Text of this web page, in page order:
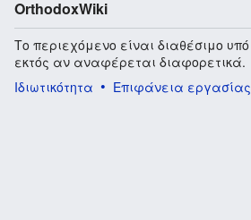
OrthodoxWiki
Το περιεχόμενο είναι διαθέσιμο υπό
εκτός αν αναφέρεται διαφορετικά.
Ιδιωτικότητα
Επιφάνεια εργασίας